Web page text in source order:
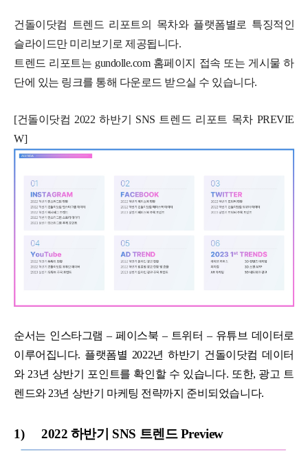
건돌이닷컴 트렌드 리포트의 목차와 플랫폼별로 특징적인
슬라이드만 미리보기로 제공됩니다.
트렌드 리포트는 gundolle.com 홈페이지 접속 또는 게시물 하
단에 있는 링크를 통해 다운로드 받으실 수 있습니다.
[건돌이닷컴 2022 하반기 SNS 트렌드 리포트 목차 PREVIE
W]
순서는 인스타그램 – 페이스북 – 트위터 – 유튜브 데이터로
이루어집니다. 플랫폼별 2022년 하반기 건돌이닷컴 데이터
와 23년 상반기 포인트를 확인할 수 있습니다. 또한, 광고 트
렌드와 23년 상반기 마케팅 전략까지 준비되었습니다.
1) 2022 하반기 SNS 트렌드 Preview